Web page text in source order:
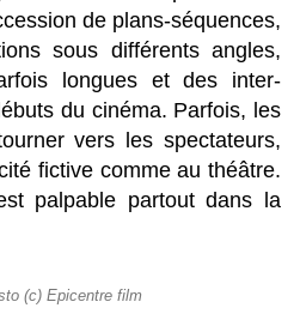
de plans-séquences,
sous différents angles,
longues et des inter-
du cinéma. Parfois, les
vers les spectateurs,
fictive comme au théâtre.
palpable partout dans la
(c) Epicentre film